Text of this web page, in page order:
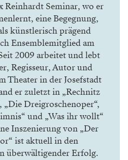
Reinhardt Seminar, wo er
eine Begegnung,
künstlerisch prägend
Ensemblemitglied am
2009 arbeitet und lebt
Regisseur, Autor und
Theater in der Josefstadt
er zuletzt in „Rechnitz
„Die Dreigroschenoper“,
“ und „Was ihr wollt“
Inszenierung von „Der
ist aktuell in den
überwältigender Erfolg.